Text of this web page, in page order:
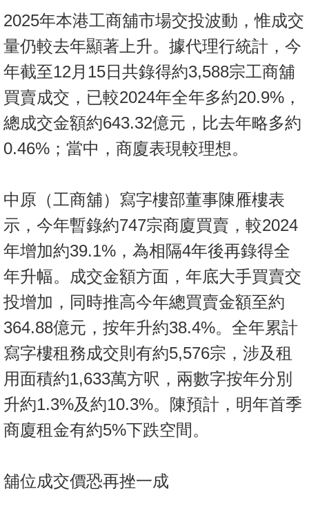
揭
地
產
博
客
地
產
聞
數
據
佈
置
業
手
冊
關
於
我
2025年本港工商舖市場交投波動，惟成交
量仍較去年顯著上升。據代理行統計，今
年截至12月15日共錄得約3,588宗工商舖
買賣成交，已較2024年全年多約20.9%，
總成交金額約643.32億元，比去年略多約
0.46%；當中，商廈表現較理想。
中原（工商舖）寫字樓部董事陳雁樓表
示，今年暫錄約747宗商廈買賣，較2024
年增加約39.1%，為相隔4年後再錄得全
年升幅。成交金額方面，年底大手買賣交
投增加，同時推高今年總買賣金額至約
364.88億元，按年升約38.4%。全年累計
寫字樓租務成交則有約5,576宗，涉及租
用面積約1,633萬方呎，兩數字按年分別
升約1.3%及約10.3%。陳預計，明年首季
商廈租金有約5%下跌空間。
舖位成交價恐再挫一成